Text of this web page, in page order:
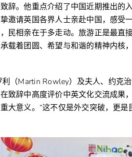
辞。他重点介绍了中国近期推出
邀请英国各界人士亲赴中国，感受
民相亲在于多走动。旅游正是最直
载着团圆、希望与和谐的精神内核
利（Martin Rowley）及夫人、约克
致辞中高度评价中英文化交流成果
大意义。“这不仅是外交突破，更